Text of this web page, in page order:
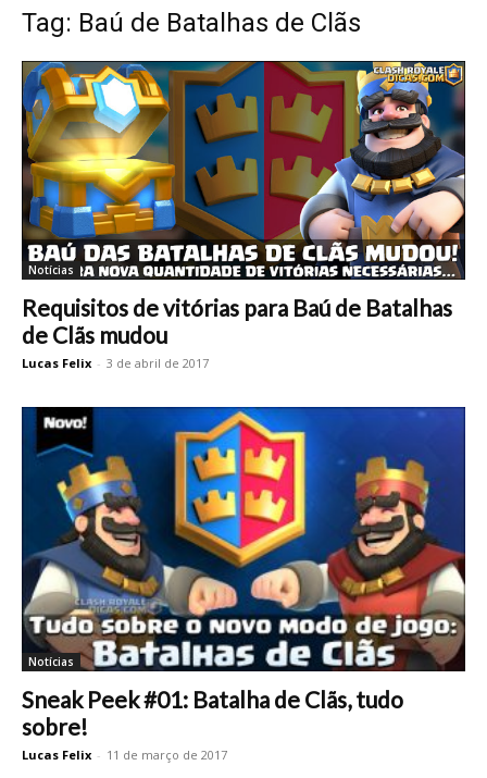
Tag: Baú de Batalhas de Clãs
Notícias
Requisitos de vitórias para Baú de Batalhas
de Clãs mudou
Lucas Felix - 3 de abril de 2017
Notícias
Sneak Peek #01: Batalha de Clãs, tudo
sobre!
Lucas Felix - 11 de março de 2017